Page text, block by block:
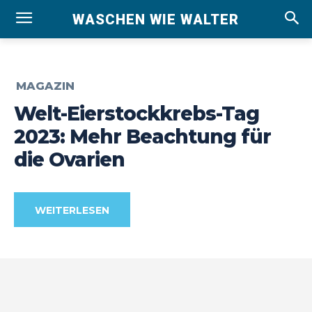
WASCHEN WIE WALTER
MAGAZIN
Welt-Eierstockkrebs-Tag
2023: Mehr Beachtung für
die Ovarien
WEITERLESEN